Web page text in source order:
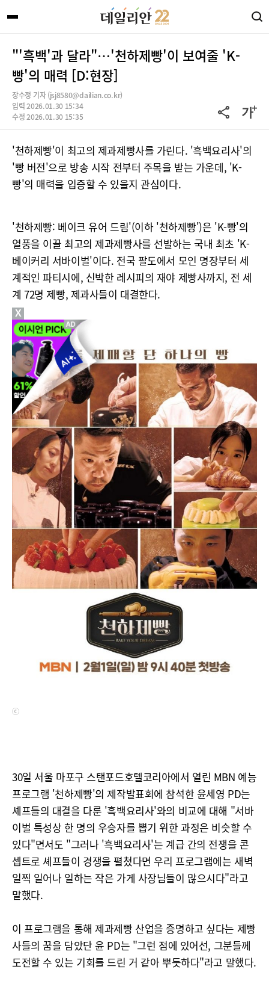
"'흑백'과 달라"…'천하제빵'이 보여줄 'K-
빵'의 매력 [D:현장]
장수정 기자 (jsj8580@dailian.co.kr)
입력 2026.01.30 15:34
수정 2026.01.30 15:35
'천하제빵'이 최고의 제과제빵사를 가린다. '흑백요리사'의
'빵 버전'으로 방송 시작 전부터 주목을 받는 가운데, 'K-
빵'의 매력을 입증할 수 있을지 관심이다.
'천하제빵: 베이크 유어 드림'(이하 '천하제빵')은 'K-빵'의
열풍을 이끌 최고의 제과제빵사를 선발하는 국내 최초 'K-
베이커리 서바이벌'이다. 전국 팔도에서 모인 명장부터 세
계적인 파티시에, 신박한 레시피의 재야 제빵사까지, 전 세
계 72명 제빵, 제과사들이 대결한다.
ⓒ
30일 서울 마포구 스탠포드호텔코리아에서 열린 MBN 예능
프로그램 '천하제빵'의 제작발표회에 참석한 윤세영 PD는
셰프들의 대결을 다룬 '흑백요리사'와의 비교에 대해 "서바
이벌 특성상 한 명의 우승자를 뽑기 위한 과정은 비슷할 수
있다"면서도 "그러나 '흑백요리사'는 계급 간의 전쟁을 콘
셉트로 셰프들이 경쟁을 펼쳤다면 우리 프로그램에는 새벽
일찍 일어나 일하는 작은 가게 사장님들이 많으시다"라고
말했다.
이 프로그램을 통해 제과제빵 산업을 증명하고 싶다는 제빵
사들의 꿈을 담았단 윤 PD는 "그런 점에 있어선, 그분들께
도전할 수 있는 기회를 드린 거 같아 뿌듯하다"라고 말했다.
X